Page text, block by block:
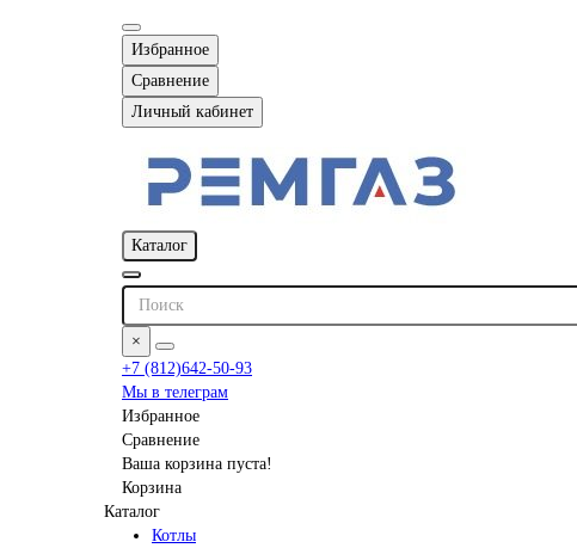
Избранное
Сравнение
Личный кабинет
Каталог
×
+7 (812)642-50-93
Мы в телеграм
Избранное
Сравнение
Ваша корзина пуста!
Корзина
Каталог
Котлы